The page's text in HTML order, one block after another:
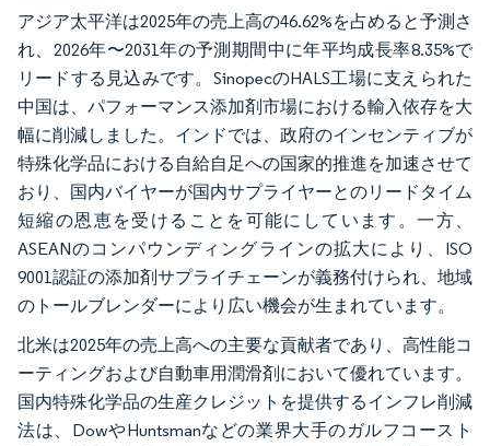
アジア太平洋は2025年の売上高の46.62%を占めると予測さ
れ、2026年〜2031年の予測期間中に年平均成長率8.35%で
リードする見込みです。SinopecのHALS工場に支えられた
中国は、パフォーマンス添加剤市場における輸入依存を大
幅に削減しました。インドでは、政府のインセンティブが
特殊化学品における自給自足への国家的推進を加速させて
おり、国内バイヤーが国内サプライヤーとのリードタイム
短縮の恩恵を受けることを可能にしています。一方、
ASEANのコンパウンディングラインの拡大により、ISO
9001認証の添加剤サプライチェーンが義務付けられ、地域
のトールブレンダーにより広い機会が生まれています。
北米は2025年の売上高への主要な貢献者であり、高性能コ
ーティングおよび自動車用潤滑剤において優れています。
国内特殊化学品の生産クレジットを提供するインフレ削減
法は、DowやHuntsmanなどの業界大手のガルフコースト